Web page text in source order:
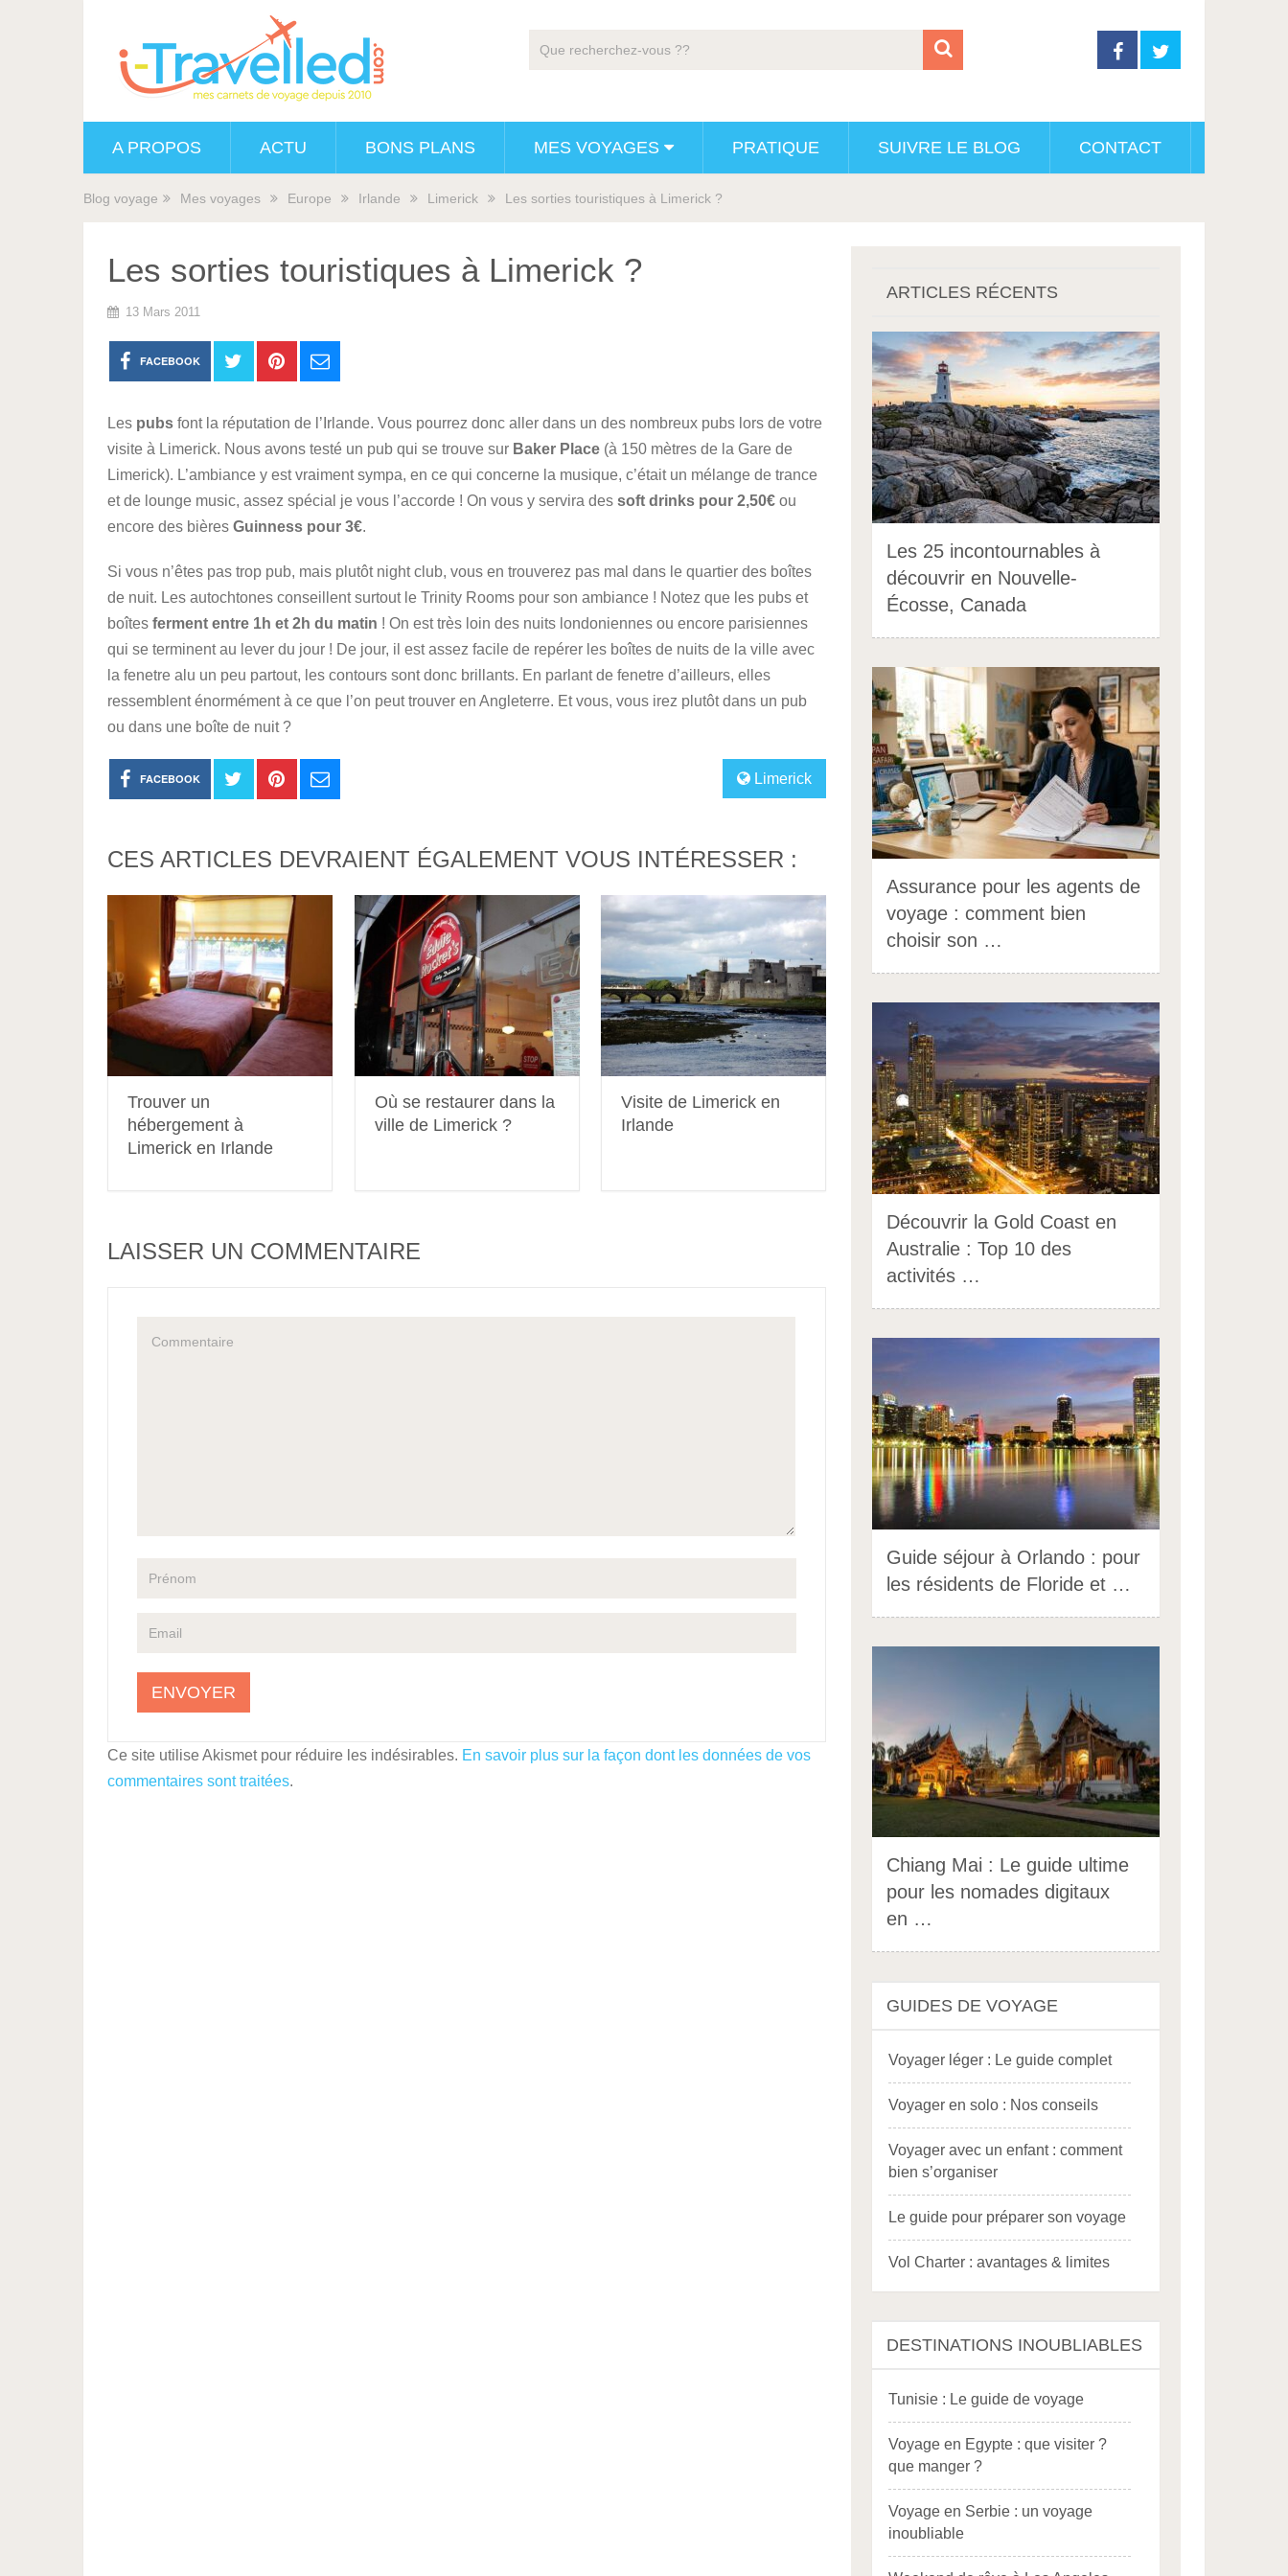
A PROPOS ACTU BONS PLANS MES VOYAGES PRATIQUE SUIVRE LE BLOG CONTACT
Blog voyage Mes voyages Europe Irlande Limerick Les sorties touristiques à Limerick ?
Les sorties touristiques à Limerick ?
13 Mars 2011
FACEBOOK
Les pubs font la réputation de l’Irlande. Vous pourrez donc aller dans un des nombreux pubs lors de votre
visite à Limerick. Nous avons testé un pub qui se trouve sur Baker Place (à 150 mètres de la Gare de
Limerick). L’ambiance y est vraiment sympa, en ce qui concerne la musique, c’était un mélange de trance
et de lounge music, assez spécial je vous l’accorde ! On vous y servira des soft drinks pour 2,50€ ou
encore des bières Guinness pour 3€.
Si vous n’êtes pas trop pub, mais plutôt night club, vous en trouverez pas mal dans le quartier des boîtes
de nuit. Les autochtones conseillent surtout le Trinity Rooms pour son ambiance ! Notez que les pubs et
boîtes ferment entre 1h et 2h du matin ! On est très loin des nuits londoniennes ou encore parisiennes
qui se terminent au lever du jour ! De jour, il est assez facile de repérer les boîtes de nuits de la ville avec
la fenetre alu un peu partout, les contours sont donc brillants. En parlant de fenetre d’ailleurs, elles
ressemblent énormément à ce que l’on peut trouver en Angleterre. Et vous, vous irez plutôt dans un pub
ou dans une boîte de nuit ?
Limerick
FACEBOOK
CES ARTICLES DEVRAIENT ÉGALEMENT VOUS INTÉRESSER :
Trouver un
hébergement à
Limerick en Irlande
Où se restaurer dans la
ville de Limerick ?
Visite de Limerick en
Irlande
LAISSER UN COMMENTAIRE
Ce site utilise Akismet pour réduire les indésirables. En savoir plus sur la façon dont les données de vos
commentaires sont traitées.
ARTICLES RÉCENTS
Les 25 incontournables à
découvrir en Nouvelle-
Écosse, Canada
Assurance pour les agents de
voyage : comment bien
choisir son …
Découvrir la Gold Coast en
Australie : Top 10 des
activités …
Guide séjour à Orlando : pour
les résidents de Floride et …
Chiang Mai : Le guide ultime
pour les nomades digitaux
en …
GUIDES DE VOYAGE
Voyager léger : Le guide complet
Voyager en solo : Nos conseils
Voyager avec un enfant : comment
bien s’organiser
Le guide pour préparer son voyage
Vol Charter : avantages & limites
DESTINATIONS INOUBLIABLES
Tunisie : Le guide de voyage
Voyage en Egypte : que visiter ?
que manger ?
Voyage en Serbie : un voyage
inoubliable